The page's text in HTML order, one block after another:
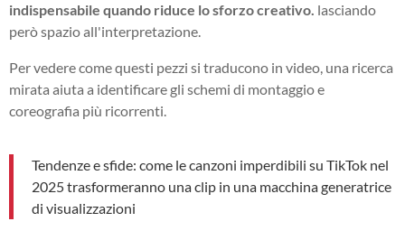
indispensabile quando riduce lo sforzo creativo. lasciando
però spazio all'interpretazione.
Per vedere come questi pezzi si traducono in video, una ricerca
mirata aiuta a identificare gli schemi di montaggio e
coreografia più ricorrenti.
Tendenze e sfide: come le canzoni imperdibili su TikTok nel
2025 trasformeranno una clip in una macchina generatrice
di visualizzazioni